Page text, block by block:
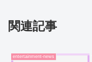
関連記事
entertainment-news